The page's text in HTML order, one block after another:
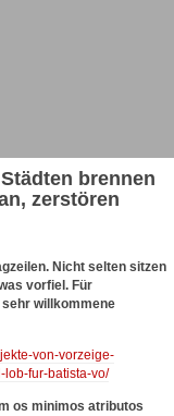
brennen
zerstören
Nicht selten sitzen
vorfiel. Für
willkommene
von-vorzeige-
fur-batista-vo/
os minimos atributos